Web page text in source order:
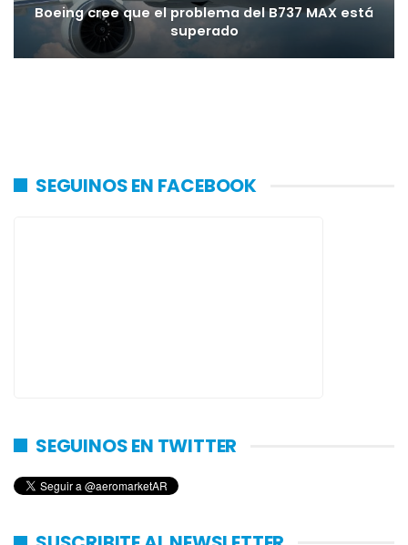
Boeing cree que el problema del B737 MAX está
superado
SEGUINOS EN FACEBOOK
SEGUINOS EN TWITTER